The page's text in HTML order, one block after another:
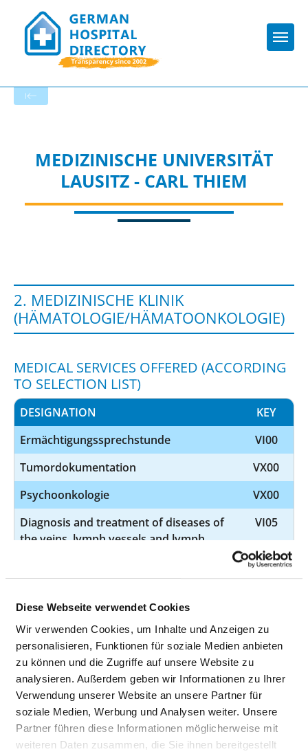
Diese Webseite verwendet Cookies
Wir verwenden Cookies, um Inhalte und Anzeigen zu
personalisieren, Funktionen für soziale Medien anbieten
zu können und die Zugriffe auf unsere Website zu
analysieren. Außerdem geben wir Informationen zu Ihrer
Verwendung unserer Website an unsere Partner für
soziale Medien, Werbung und Analysen weiter. Unsere
Partner führen diese Informationen möglicherweise mit
weiteren Daten zusammen, die Sie ihnen bereitgestellt
MEDIZINISCHE UNIVERSITÄT
LAUSITZ - CARL THIEM
2. MEDIZINISCHE KLINIK
(HÄMATOLOGIE/HÄMATOONKOLOGIE)
MEDICAL SERVICES OFFERED (ACCORDING
TO SELECTION LIST)
DESIGNATION
KEY
Ermächtigungssprechstunde
VI00
Tumordokumentation
VX00
Psychoonkologie
VX00
Diagnosis and treatment of diseases of
the veins, lymph vessels and lymph
VI05
Diagnosis and treatment of
haematological diseases
Benigne u. maligne hämatol. Erkrank,
insb. Lymphome (M. Hodgkin, NHL),
Plasmazellerkr., akute/chron.
Leukämien. Labordiagnostik inkl. NGS,
FISH, MFC. Konventionelle Chemo-
/Immuntherapie, Auto-SZT,